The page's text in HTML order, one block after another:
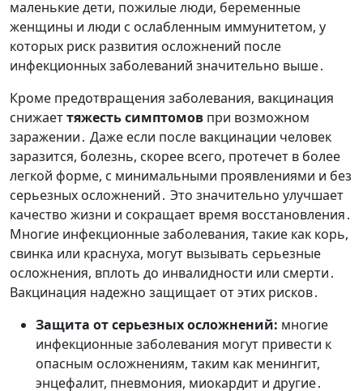
маленькие дети, пожилые люди, беременные
женщины и люди с ослабленным иммунитетом, у
которых риск развития осложнений после
инфекционных заболеваний значительно выше․
Кроме предотвращения заболевания, вакцинация
снижаеттяжесть симптомов при возможном
заражении․ Даже если после вакцинации человек
заразится, болезнь, скорее всего, протечет в более
легкой форме, с минимальными проявлениями и без
серьезных осложнений․ Это значительно улучшает
качество жизни и сокращает время восстановления․
Многие инфекционные заболевания, такие как корь,
свинка или краснуха, могут вызывать серьезные
осложнения, вплоть до инвалидности или смерти․
Вакцинация надежно защищает от этих рисков․
Защита от серьезных осложнений: многие
инфекционные заболевания могут привести к
опасным осложнениям, таким как менингит,
энцефалит, пневмония, миокардит и другие․